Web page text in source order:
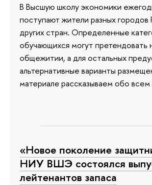
В Высшую школу экономики
поступают жители разных городов
других стран. Определенные
обучающихся могут претендовать
общежитии, а для остальных
альтернативные варианты
материале рассказываем обо
«Новое поколение
НИУ ВШЭ состоялся
лейтенантов запаса